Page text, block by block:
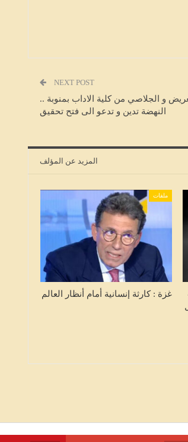
NEXT POST
و الجلاصي من كلية الاداب بمنوبة ..
النهضة تدين و تدعو الى فتح تحقيق
المزيد عن المؤلف
ملفات
غزة : كارثة إنسانية أمام أنظار العالم